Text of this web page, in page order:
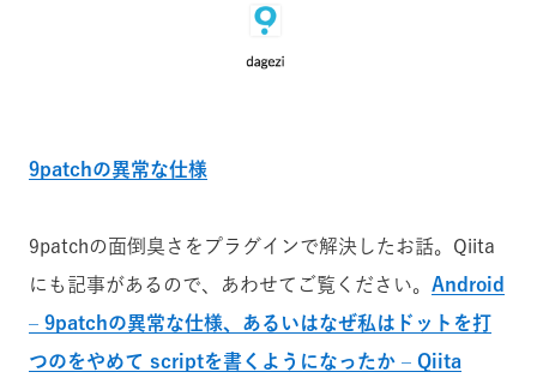
9patchの異常な仕様
9patchの面倒臭さをプラグインで解決したお話。Qiita
にも記事があるので、あわせてご覧ください。 Android
– 9patchの異常な仕様、あるいはなぜ私はドットを打
つのをやめて scriptを書くようになったか – Qiita